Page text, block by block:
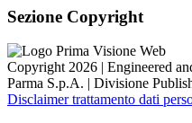
Sezione Copyright
Copyright 2026 | Engineered
Parma S.p.A. | Divisione
Disclaimer trattamento dati